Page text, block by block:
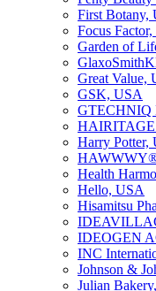
First Botany,
Focus
Garden of
Great Value,
GSK, USA
GTECHNIQ
HAIRITAGE
Harry Potter,
Health
Hello, USA
Hisamitsu
IDEOGEN
INC
Johnson &
Julian